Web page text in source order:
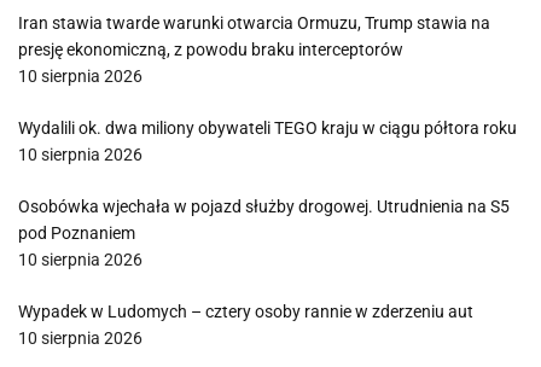
Iran stawia twarde warunki otwarcia Ormuzu, Trump stawia na
presję ekonomiczną, z powodu braku interceptorów
10 sierpnia 2026
Wydalili ok. dwa miliony obywateli TEGO kraju w ciągu półtora roku
10 sierpnia 2026
Osobówka wjechała w pojazd służby drogowej. Utrudnienia na S5
pod Poznaniem
10 sierpnia 2026
Wypadek w Ludomych – cztery osoby rannie w zderzeniu aut
10 sierpnia 2026